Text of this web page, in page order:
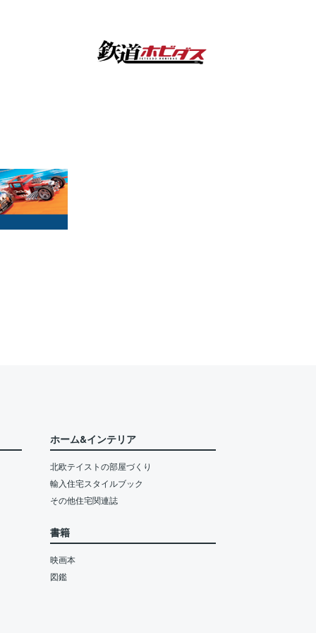
ホーム&インテリア
北欧テイストの部屋づくり
輸入住宅スタイルブック
その他住宅関連誌
書籍
映画本
図鑑